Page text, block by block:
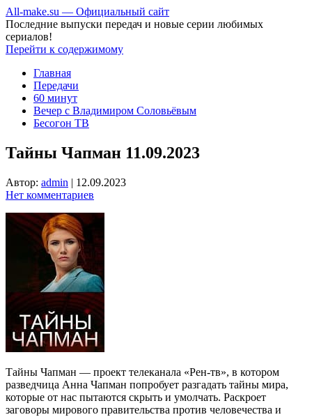
All-make.su — Официальный сайт
Последние выпуски передач и новые серии любимых
сериалов!
Перейти к содержимому
Главная
Передачи
60 минут
Вечер с Владимиром Соловьёвым
Бесогон ТВ
Тайны Чапман 11.09.2023
Автор: admin | 12.09.2023
Нет комментариев
Тайны Чапман — проект телеканала «Рен-тв», в котором
разведчица Анна Чапман попробует разгадать тайны мира,
которые от нас пытаются скрыть и умолчать. Раскроет
заговоры мирового правительства против человечества и